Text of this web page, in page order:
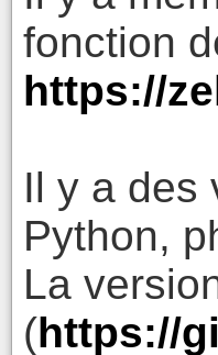
fonction
https://
Il y a des
Python,
La
(https://